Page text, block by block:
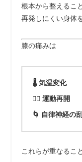
根本から整えるこ
再発しにくい身体
膝の痛みは
🌡️ 気温変化
🏃‍♂️ 運動再開
🌀 自律神経の
これらが重なるこ